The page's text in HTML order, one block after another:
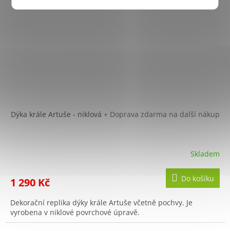
Dýka krále Artuše - niklová + Doprava zdarma na další nákup
Skladem
1 290 Kč Do košíku
Dekorační replika dýky krále Artuše včetně pochvy. Je
vyrobena v niklové povrchové úpravě.